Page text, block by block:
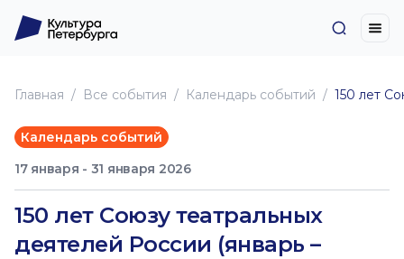
Главная Все события Календарь событий 150 лет
Календарь событий
17 января - 31 января 2026
150 лет Союзу театральных
деятелей России (январь –